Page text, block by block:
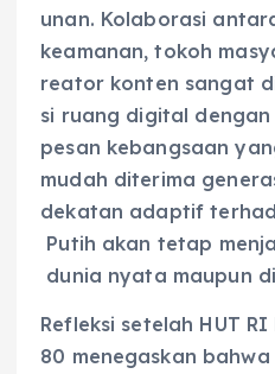
unan. Kolaborasi
keamanan, tokoh
reator konten sangat
si ruang digital dengan
pesan kebangsaan
mudah diterima
dekatan adaptif
Putih akan tetap
dunia nyata maupun
Refleksi setelah HUT RI
80 menegaskan